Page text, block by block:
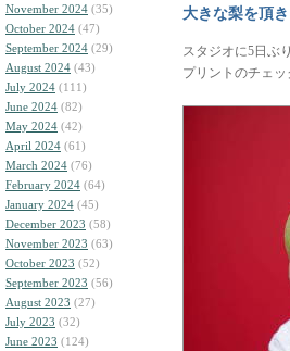
November 2024 (35)
October 2024 (47)
September 2024 (29)
August 2024 (43)
July 2024 (111)
June 2024 (82)
May 2024 (42)
April 2024 (61)
March 2024 (76)
February 2024 (64)
January 2024 (45)
December 2023 (58)
November 2023 (63)
October 2023 (52)
September 2023 (56)
August 2023 (27)
July 2023 (32)
June 2023 (124)
大きな梨を頂
スタジオに5日ぶ
プリントのチェ